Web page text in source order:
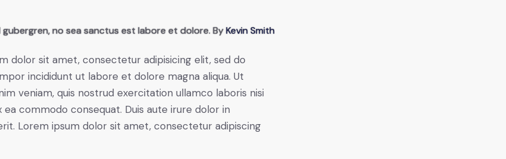
no sea sanctus est labore et dolore. ByKevin Smith
dolor sit amet, consectetur adipisicing elit, sed do
incididunt ut labore et dolore magna aliqua. Ut
veniam, quis nostrud exercitation ullamco laboris nisi
ea commodo consequat. Duis aute irure dolor in
Lorem ipsum dolor sit amet, consectetur adipiscing